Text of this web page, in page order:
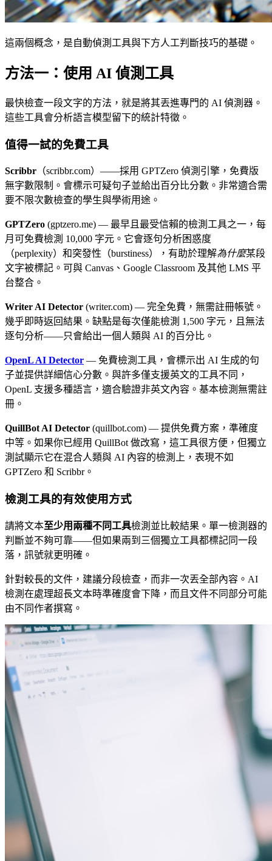
這兩個概念，是自動偵測工具與下方人工判斷技巧的基礎。
方法一：使用 AI 偵測工具
最快檢查一段文字的方法，就是將其丟進專門的 AI 偵測器。
這些工具會分析語言模型留下的統計特徵。
值得一試的免費工具
Scribbr （scribbr.com）——採用 GPTZero 偵測引擎，免費版
無字數限制。會標示可疑句子並給出百分比分數。非常適合需
要不限次數檢查的學生與學術用途。
GPTZero (gptzero.me) — 最早且最受信賴的檢測工具之一，每
月可免費檢測 10,000 字元。它會逐句分析困惑度
（perplexity）和突發性（burstiness），有助於理解為什麼某段
文字被標記。可與 Canvas、Google Classroom 及其他 LMS 平
台整合。
Writer AI Detector (writer.com) — 完全免費，無需註冊帳號。
幾乎即時返回結果。缺點是每次僅能檢測 1,500 字元，且無法
逐句分析——只會給出一個人類與 AI 的百分比。
OpenL AI Detector — 免費檢測工具，會標示出 AI 生成的句
子並提供詳細信心分數。與許多僅支援英文的工具不同，
OpenL 支援多種語言，適合驗證非英文內容。基本檢測無需註
冊。
QuillBot AI Detector (quillbot.com) — 提供免費方案，準確度
中等。如果你已經用 QuillBot 做改寫，這工具很方便，但獨立
測試顯示它在混合人類與 AI 內容的檢測上，表現不如
GPTZero 和 Scribbr。
檢測工具的有效使用方式
請將文本至少用兩種不同工具檢測並比較結果。單一檢測器的
判斷並不夠可靠——但如果兩到三個獨立工具都標記同一段
落，訊號就更明確。
針對較長的文件，建議分段檢查，而非一次丟全部內容。AI
檢測在處理超長文本時準確度會下降，而且文件不同部分可能
由不同作者撰寫。